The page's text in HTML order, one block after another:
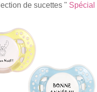
de sucettes " Spécial